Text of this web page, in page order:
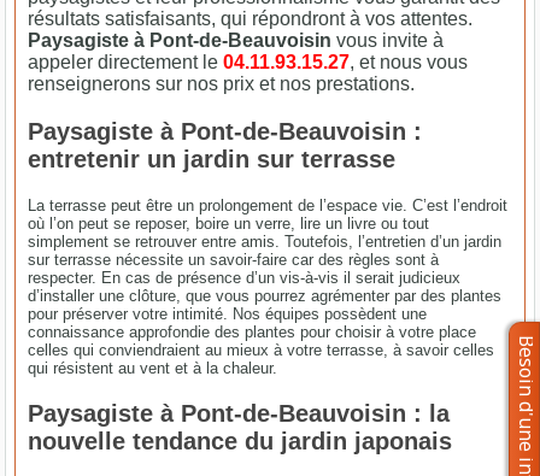
résultats satisfaisants, qui répondront à vos attentes.
Paysagiste à Pont-de-Beauvoisinvous invite à
appeler directement le04.11.93.15.27, et nous vous
renseignerons sur nos prix et nos prestations.
Paysagiste à Pont-de-Beauvoisin :
entretenir un jardin sur terrasse
La terrasse peut être un prolongement de l’espace vie. C’est l’endroit
où l’on peut se reposer, boire un verre, lire un livre ou tout
simplement se retrouver entre amis. Toutefois, l’entretien d’un jardin
sur terrasse nécessite un savoir-faire car des règles sont à
respecter. En cas de présence d’un vis-à-vis il serait judicieux
d’installer une clôture, que vous pourrez agrémenter par des plantes
pour préserver votre intimité. Nos équipes possèdent une
connaissance approfondie des plantes pour choisir à votre place
celles qui conviendraient au mieux à votre terrasse, à savoir celles
qui résistent au vent et à la chaleur.
Paysagiste à Pont-de-Beauvoisin : la
nouvelle tendance du jardin japonais